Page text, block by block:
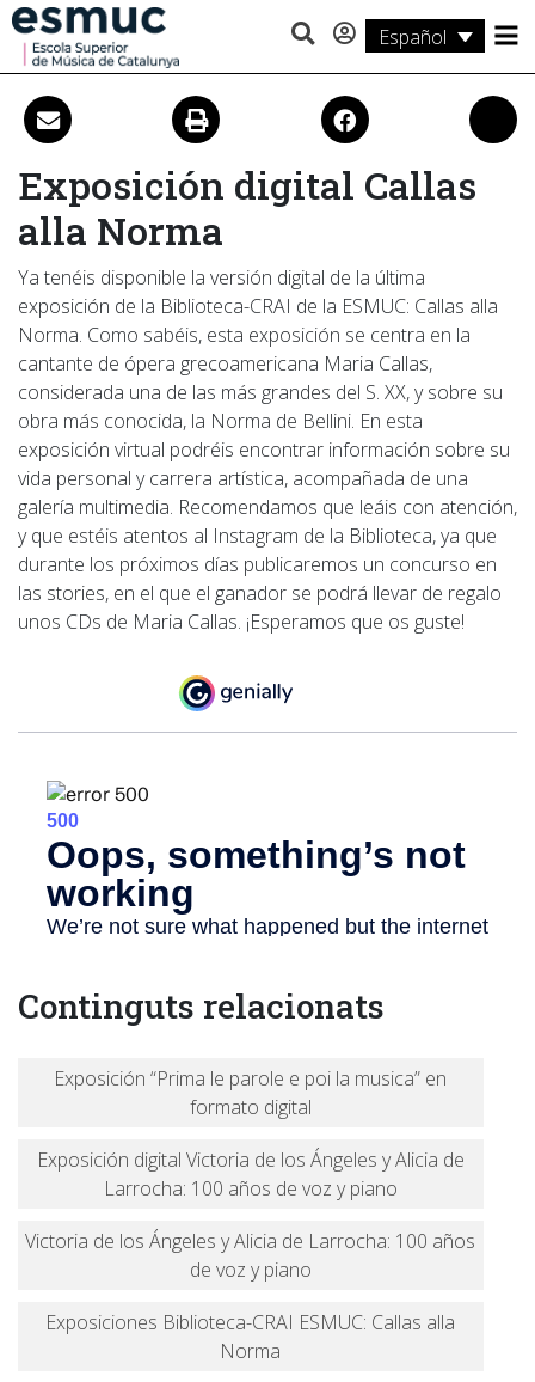
Español
Estudios
Investigación
Servicios
Actividades
Exposición digital Callas
alla Norma
Ya tenéis disponible la versión digital de la última
exposición de la Biblioteca-CRAI de la ESMUC: Callas alla
Norma. Como sabéis, esta exposición se centra en la
cantante de ópera grecoamericana Maria Callas,
considerada una de las más grandes del S. XX, y sobre su
obra más conocida, la Norma de Bellini. En esta
exposición virtual podréis encontrar información sobre su
vida personal y carrera artística, acompañada de una
galería multimedia. Recomendamos que leáis con atención,
y que estéis atentos al Instagram de la Biblioteca, ya que
durante los próximos días publicaremos un concurso en
las stories, en el que el ganador se podrá llevar de regalo
unos CDs de Maria Callas. ¡Esperamos que os guste!
Continguts relacionats
Exposición “Prima le parole e poi la musica” en
formato digital
Exposición digital Victoria de los Ángeles y Alicia de
Larrocha: 100 años de voz y piano
Victoria de los Ángeles y Alicia de Larrocha: 100 años
de voz y piano
Exposiciones Biblioteca-CRAI ESMUC: Callas alla
Norma